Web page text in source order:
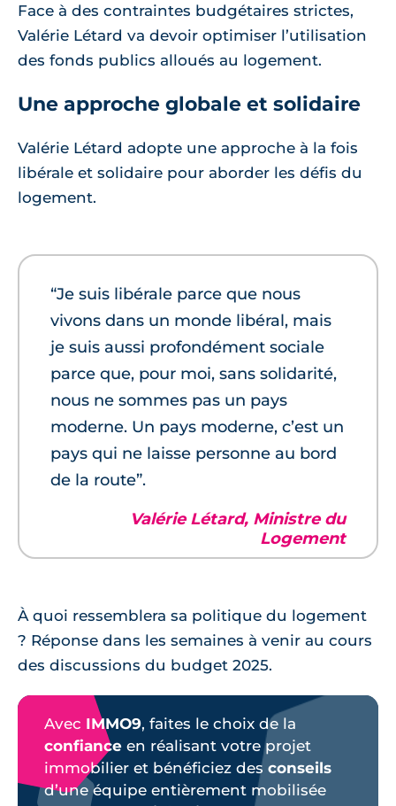
Face à des contraintes budgétaires strictes,
Valérie Létard va devoir optimiser l’utilisation
des fonds publics alloués au logement.
Une approche globale et solidaire
Valérie Létard adopte une approche à la fois
libérale et solidaire pour aborder les défis du
logement.
“Je suis libérale parce que nous
vivons dans un monde libéral, mais
je suis aussi profondément sociale
parce que, pour moi, sans solidarité,
nous ne sommes pas un pays
moderne. Un pays moderne, c’est un
pays qui ne laisse personne au bord
de la route”.
Valérie Létard, Ministre du
Logement
À quoi ressemblera sa politique du logement
? Réponse dans les semaines à venir au cours
des discussions du budget 2025.
Avec IMMO9, faites le choix de la
confiance en réalisant votre projet
immobilier et bénéficiez des conseils
d’une équipe entièrement mobilisée